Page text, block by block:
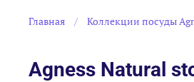
Главная Коллекции посуды
Agness Natural